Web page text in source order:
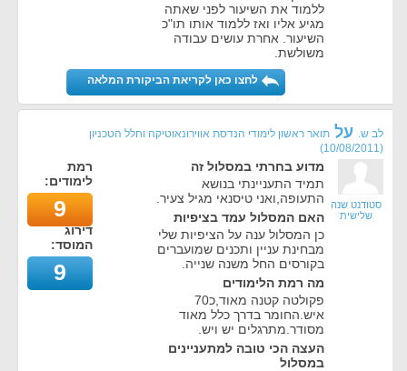
ללמוד את השיעור לפני שאתה
מגיע אליו ואז ללמוד אותו תו"כ
השיעור. אחרת עושים עבודה
משולשת.
לחצו כאן לקריאת הביקורת המלאה
לב ש. על תואר ראשון לימודי הנדסת אווירונאוטיקה וחלל הטכניון
(
10/08/2011
)
סטודנט שנה
שלישית
מדוע בחרתי במסלול זה
תמיד התעניינתי בנושא
התעופה,ואני טיסנאי מגיל צעיר.
האם המסלול עמד בציפיות
כן המסלול ענה על הציפיות שלי
מבחינת עניין ותכנים שמועברים
בקורסים החל משנה שנייה.
מה רמת הלימודים
פקולטה קטנה מאוד,כ70
איש.החומר בדרך כלל מאוד
מסודר.מתרגלים יש ויש.
העצה הכי טובה למתעניינים
במסלול
רמת
לימודים:
9
דירוג
המוסד:
9